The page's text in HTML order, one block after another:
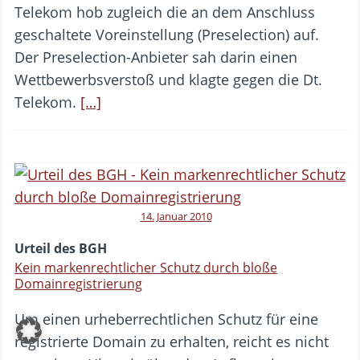
Telekom hob zugleich die an dem Anschluss
geschaltete Voreinstellung (Preselection) auf.
Der Preselection-Anbieter sah darin einen
Wettbewerbsverstoß und klagte gegen die Dt.
Telekom. […]
14. Januar 2010
Urteil des BGH
Kein markenrechtlicher Schutz durch bloße
Domainregistrierung
Um einen urheberrechtlichen Schutz für eine
registrierte Domain zu erhalten, reicht es nicht